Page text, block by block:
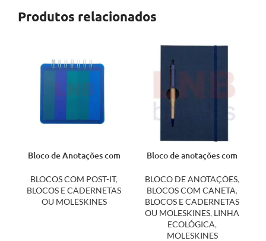
Produtos relacionados
Bloco de Anotações com
BLOCOS COM POST-IT,
BLOCOS E CADERNETAS
OU MOLESKINES
Bloco de anotações com
BLOCO DE ANOTAÇÕES,
BLOCOS COM CANETA,
BLOCOS E CADERNETAS
OU MOLESKINES, LINHA
ECOLÓGICA,
MOLESKINES